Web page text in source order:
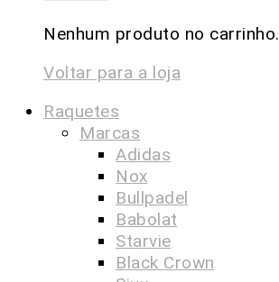
Nenhum produto no carrinho.
Voltar para a loja
Raquetes
Marcas
Adidas
Nox
Bullpadel
Babolat
Starvie
Black Crown